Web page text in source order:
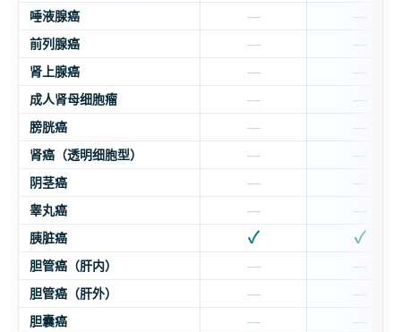
唾液腺癌 — —
前列腺癌 — —
肾上腺癌 — —
成人肾母细胞瘤 — —
膀胱癌 — —
肾癌（透明细胞型） — —
阴茎癌 — —
睾丸癌 — —
胰脏癌 ✓ ✓
胆管癌（肝内） — —
胆管癌（肝外） — —
胆囊癌 — —